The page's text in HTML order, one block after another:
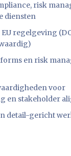
risk
diensten
regelgeving
en risk
voor
en stakeholder
detail-gericht